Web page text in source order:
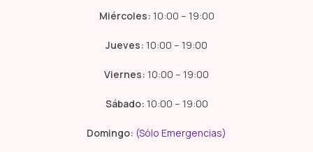
Miércoles: 10:00 – 19:00
Jueves: 10:00 – 19:00
Viernes: 10:00 – 19:00
Sábado: 10:00 – 19:00
Domingo: (Sólo Emergencias)